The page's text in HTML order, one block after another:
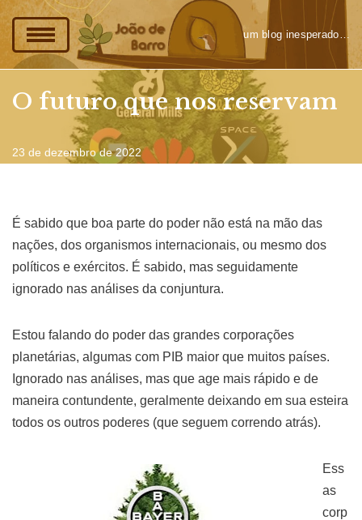
Pular
para
conteúdo
um blog inesperado…
O futuro que nos reservam
23 de dezembro de 2022
É sabido que boa parte do poder não está na mão das
nações, dos organismos internacionais, ou mesmo dos
políticos e exércitos. É sabido, mas seguidamente
ignorado nas análises da conjuntura.
Estou falando do poder das grandes corporações
planetárias, algumas com PIB maior que muitos países.
Ignorado nas análises, mas que age mais rápido e de
maneira contundente, geralmente deixando em sua esteira
todos os outros poderes (que seguem correndo atrás).
Ess
as
corp